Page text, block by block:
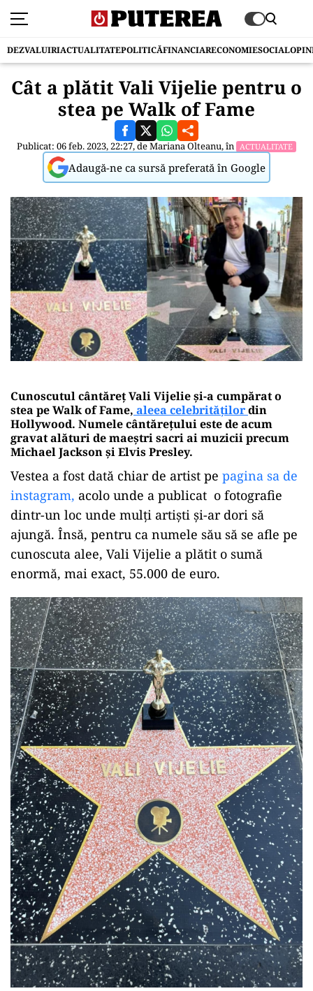
DEZVALUIRIACTUALITATEPOLITICĂFINANCIARECONOMIESOCIAL
Cât a plătit Vali Vijelie pentru o
stea pe Walk of Fame
Publicat: 06 feb. 2023, 22:27, deMariana Olteanu, în ACTUALITATE
Adaugă-ne ca sursă preferată în Google
Cunoscutul cântăreț Vali Vijelie și-a cumpărat o
stea pe Walk of Fame, aleea celebritățilordin
Hollywood. Numele cântărețului este de acum
gravat alături de maeștri sacri ai muzicii precum
Michael Jackson și Elvis Presley.
Vestea a fost dată chiar de artist pe pagina sa de
instagram, acolo unde a publicat o fotografie
dintr-un loc unde mulți artiști și-ar dori să
ajungă. Însă, pentru ca numele său să se afle pe
cunoscuta alee, Vali Vijelie a plătit o sumă
enormă, mai exact, 55.000 de euro.